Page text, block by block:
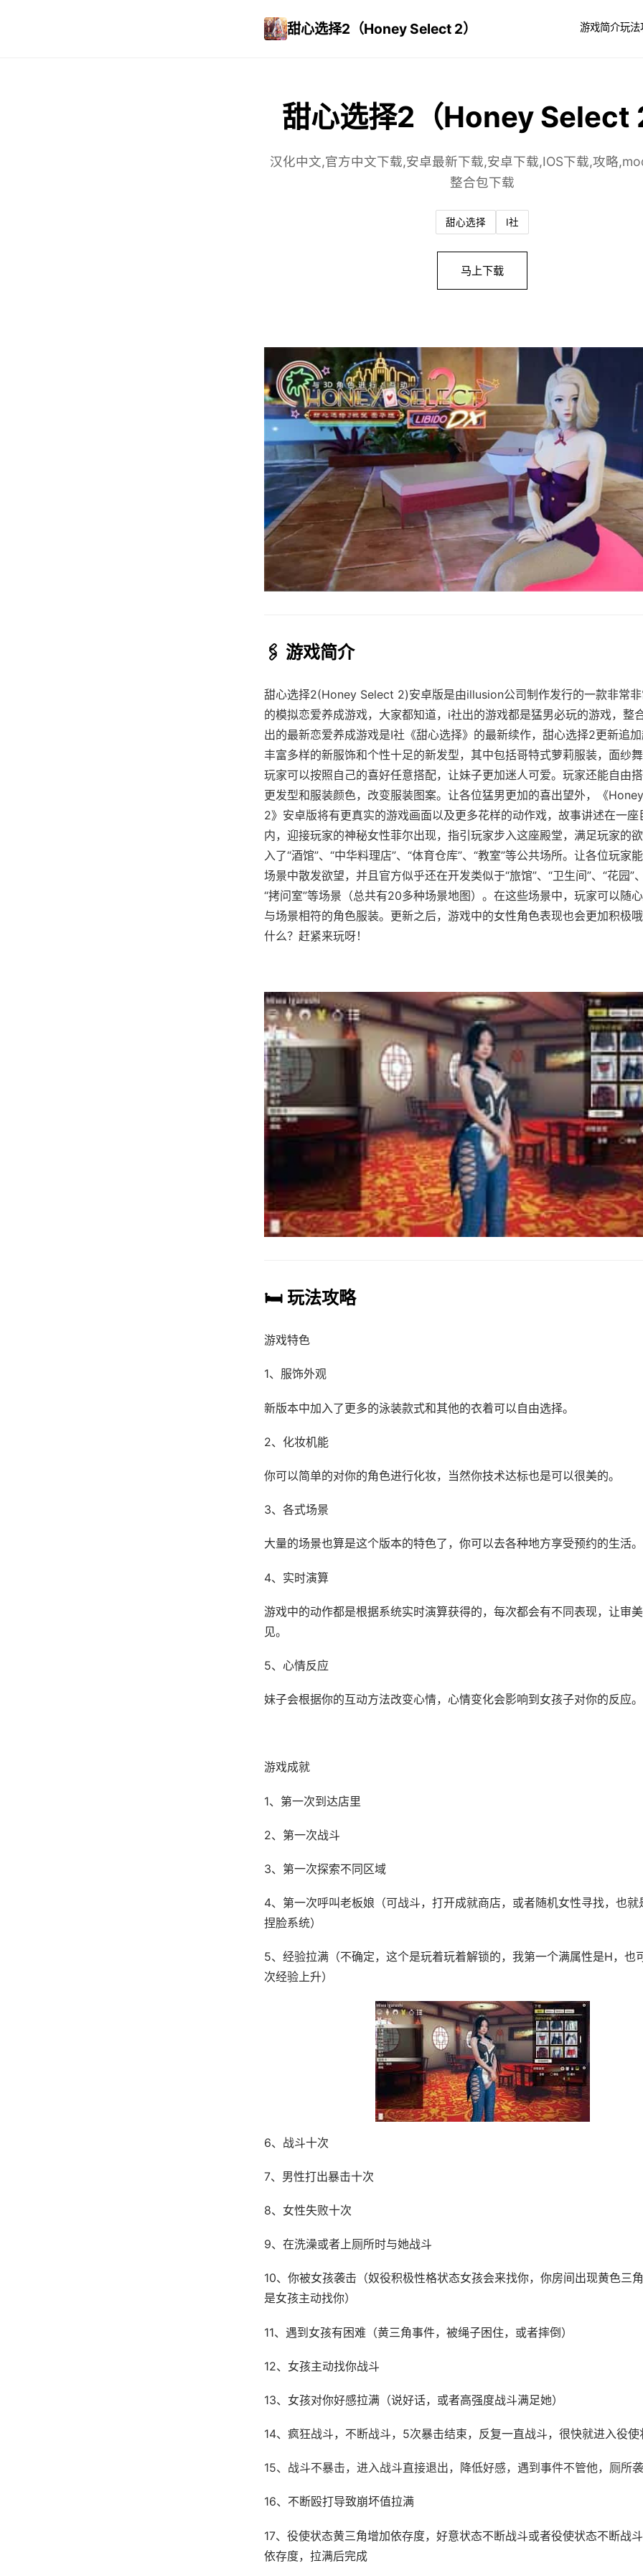
甜心选择2（Honey Select 2） 游戏简介玩法
甜心选择2（Honey Select
汉化中文,官方中文下载,安卓最新下载,安卓下载,IOS下载,攻略
整合包下载
甜心选择 I社
马上下载
🖇️ 游戏简介
甜心选择2(Honey Select 2)安卓版是由illusion公司制作发行的一款非常
的模拟恋爱养成游戏，大家都知道，i社出的游戏都是猛男必玩的游戏，整
出的最新恋爱养成游戏是I社《甜心选择》的最新续作，甜心选择2更新追
丰富多样的新服饰和个性十足的新发型，其中包括哥特式萝莉服装，面纱舞
玩家可以按照自己的喜好任意搭配，让妹子更加迷人可爱。玩家还能自由
更发型和服装颜色，改变服装图案。让各位猛男更加的喜出望外，《
2》安卓版将有更真实的游戏画面以及更多花样的动作戏，故事讲述在一座
内，迎接玩家的神秘女性菲尔出现，指引玩家步入这座殿堂，满足玩家的
入了“酒馆”、“中华料理店”、“体育仓库”、“教室”等公共场所。让各位玩家
场景中散发欲望，并且官方似乎还在开发类似于“旅馆”、“卫生间”、“花园”、
“拷问室”等场景（总共有20多种场景地图）。在这些场景中，玩家可以随
与场景相符的角色服装。更新之后，游戏中的女性角色表现也会更加积极
什么？赶紧来玩呀！
🛏️ 玩法攻略
游戏特色
1、服饰外观
新版本中加入了更多的泳装款式和其他的衣着可以自由选择。
2、化妆机能
你可以简单的对你的角色进行化妆，当然你技术达标也是可以很美的。
3、各式场景
大量的场景也算是这个版本的特色了，你可以去各种地方享受预约的生活。
4、实时演算
游戏中的动作都是根据系统实时演算获得的，每次都会有不同表现，让审
见。
5、心情反应
妹子会根据你的互动方法改变心情，心情变化会影响到女孩子对你的反应。
游戏成就
1、第一次到达店里
2、第一次战斗
3、第一次探索不同区域
4、第一次呼叫老板娘（可战斗，打开成就商店，或者随机女性寻找，也就
捏脸系统）
5、经验拉满（不确定，这个是玩着玩着解锁的，我第一个满属性是H，也
次经验上升）
6、战斗十次
7、男性打出暴击十次
8、女性失败十次
9、在洗澡或者上厕所时与她战斗
10、你被女孩袭击（奴役积极性格状态女孩会来找你，你房间出现黄色三
是女孩主动找你）
11、遇到女孩有困难（黄三角事件，被绳子困住，或者摔倒）
12、女孩主动找你战斗
13、女孩对你好感拉满（说好话，或者高强度战斗满足她）
14、疯狂战斗，不断战斗，5次暴击结束，反复一直战斗，很快就进入役使
15、战斗不暴击，进入战斗直接退出，降低好感，遇到事件不管他，厕所
16、不断殴打导致崩坏值拉满
17、役使状态黄三角增加依存度，好意状态不断战斗或者役使状态不断战
依存度，拉满后完成